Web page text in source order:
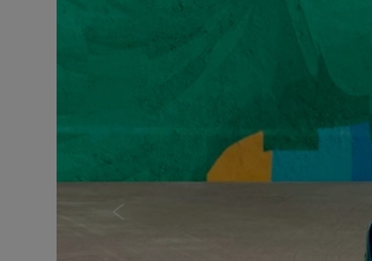
Anterior